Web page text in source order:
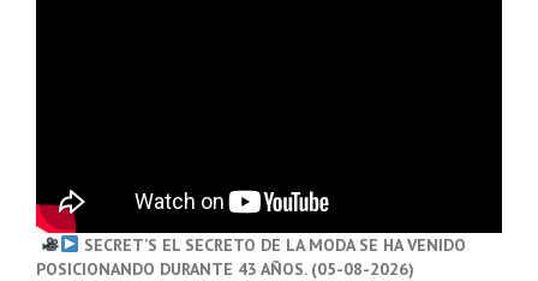
SECRET’S EL SECRETO DE LA MODA SE HA VENIDO
POSICIONANDO DURANTE 43 AÑOS. (05-08-2026)